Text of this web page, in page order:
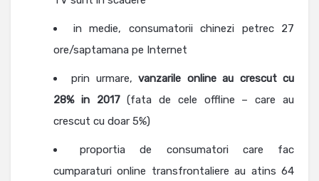
in medie, consumatorii chinezi petrec 27
ore/saptamana pe Internet
prin urmare,vanzarile online au crescut cu
28% in 2017(fata de cele offline – care au
crescut cu doar 5%)
proportia de consumatori care fac
cumparaturi online transfrontaliere au atins 64